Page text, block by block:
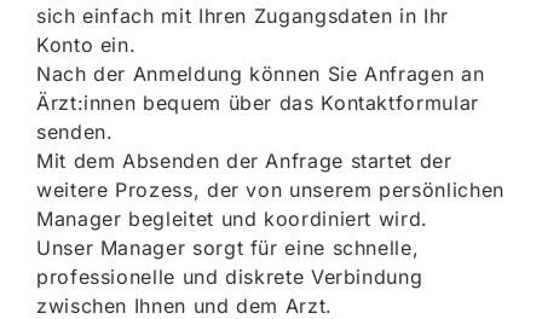
sich einfach mit Ihren Zugangsdaten in Ihr
Konto ein.
Nach der Anmeldung können Sie Anfragen an
Ärzt:innen bequem über das Kontaktformular
senden.
Mit dem Absenden der Anfrage startet der
weitere Prozess, der von unserem persönlichen
Manager begleitet und koordiniert wird.
Unser Manager sorgt für eine schnelle,
professionelle und diskrete Verbindung
zwischen Ihnen und dem Arzt.